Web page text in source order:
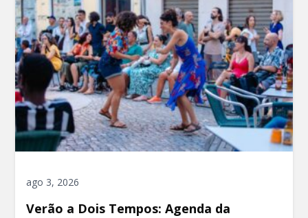
ago 3, 2026
Verão a Dois Tempos: Agenda da